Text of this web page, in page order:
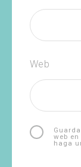
Web
web
haga